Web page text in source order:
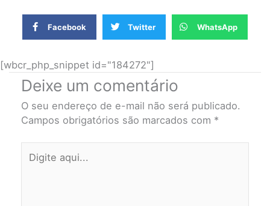
Facebook Twitter WhatsApp
[wbcr_php_snippet id="184272"]
Deixe um comentário
O seu endereço de e-mail não será publicado.
Campos obrigatórios são marcados com *
aqui...